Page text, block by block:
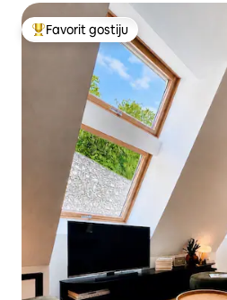
Glavni favorit gostiju
Favorit gostiju